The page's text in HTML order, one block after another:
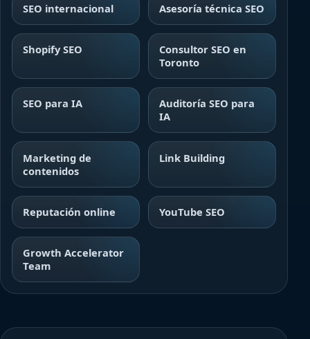
SEO internacional Asesoría técnica SEO
Shopify SEO
Consultor SEO en
Toronto
SEO para IA
Auditoría SEO para
IA
Marketing de
contenidos
Link Building
Reputación online YouTube SEO
Growth Accelerator
Team